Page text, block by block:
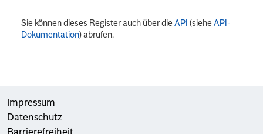
Sie können dieses Register auch über dieAPI (sieheAPI-
Dokumentation) abrufen.
Impressum
Datenschutz